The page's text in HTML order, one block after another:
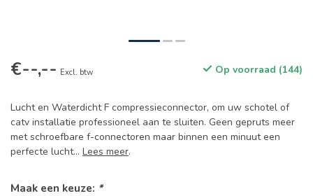
€--,-- Excl. btw Op voorraad (144)
Lucht en Waterdicht F compressieconnector, om uw schotel of
catv installatie professioneel aan te sluiten. Geen gepruts meer
met schroefbare f-connectoren maar binnen een minuut een
perfecte lucht... Lees meer.
Maak een keuze: *